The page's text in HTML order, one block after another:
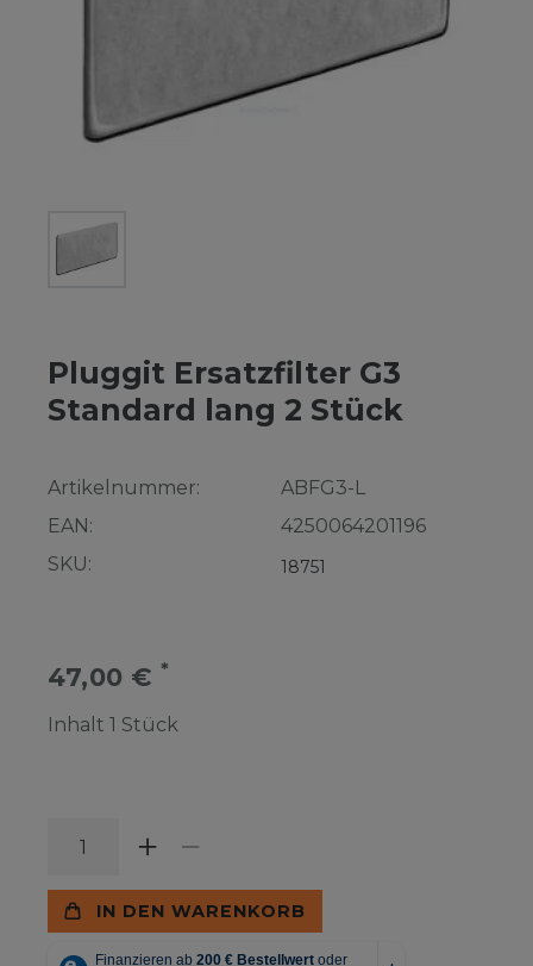
Pluggit Ersatzfilter G3
Standard lang 2 Stück
Artikelnummer:
EAN:
SKU:
ABFG3-L
4250064201196
18751
47,00 € *
Inhalt 1 Stück
IN DEN WARENKORB